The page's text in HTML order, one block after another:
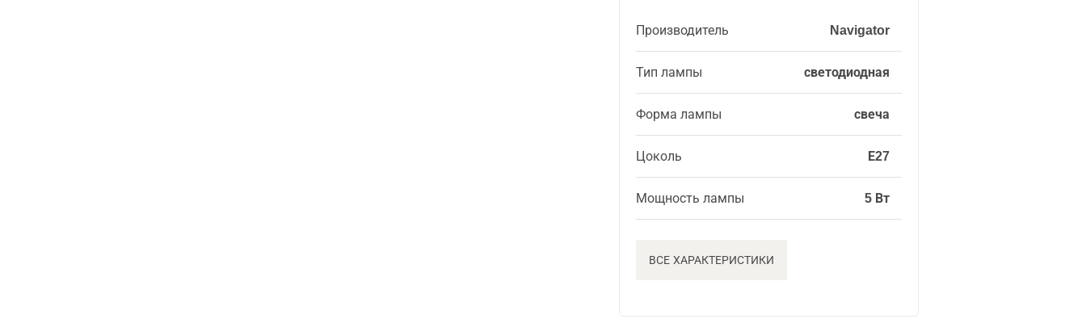
Производитель Navigator
Тип лампы светодиодная
Форма лампы свеча
Цоколь Е27
Мощность лампы 5 Вт
ВСЕ ХАРАКТЕРИСТИКИ